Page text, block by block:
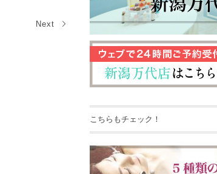
Next
こちらもチェック！